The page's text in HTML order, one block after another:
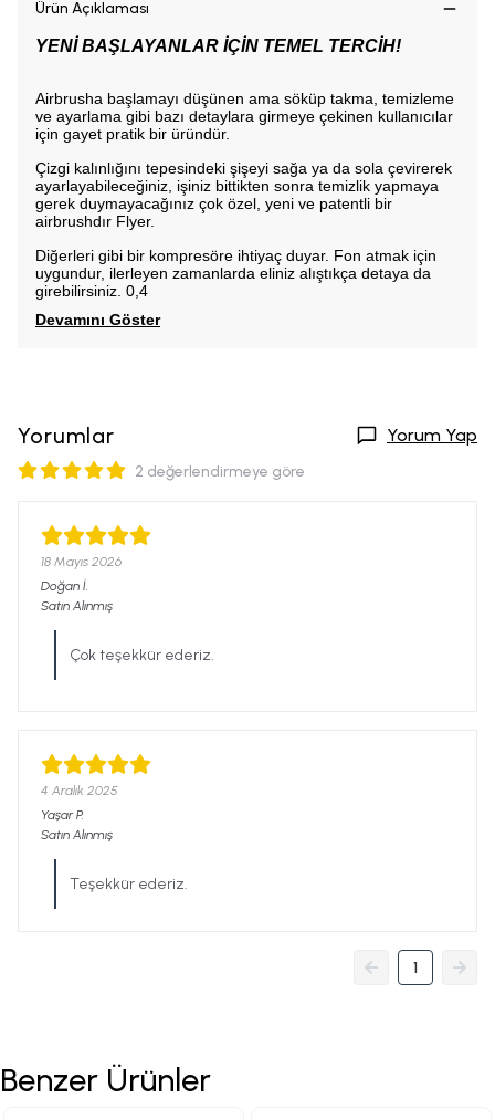
Ürün Açıklaması
YENİ BAŞLAYANLAR İÇİN TEMEL TERCİH!
Airbrusha başlamayı düşünen ama söküp takma, temizleme
ve ayarlama gibi bazı detaylara girmeye çekinen kullanıcılar
için gayet pratik bir üründür.
Çizgi kalınlığını tepesindeki şişeyi sağa ya da sola çevirerek
ayarlayabileceğiniz, işiniz bittikten sonra temizlik yapmaya
gerek duymayacağınız çok özel, yeni ve patentli bir
airbrushdır Flyer.
Diğerleri gibi bir kompresöre ihtiyaç duyar. Fon atmak için
uygundur, ilerleyen zamanlarda eliniz alıştıkça detaya da
girebilirsiniz. 0,4
Devamını Göster
Yorumlar Yorum Yap
2 değerlendirmeye göre
18 Mayıs 2026
Doğan İ.
Satın Alınmış
Çok teşekkür ederiz.
4 Aralık 2025
Yaşar P.
Satın Alınmış
Teşekkür ederiz.
1
Benzer Ürünler